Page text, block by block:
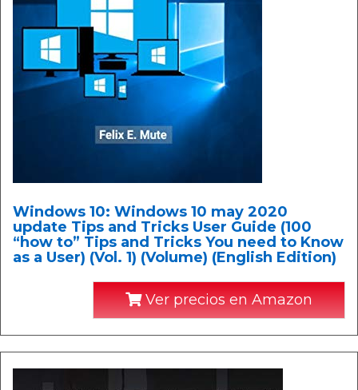
Windows 10: Windows 10 may 2020
update Tips and Tricks User Guide (100
“how to” Tips and Tricks You need to Know
as a User) (Vol. 1) (Volume) (English Edition)
Ver precios en Amazon